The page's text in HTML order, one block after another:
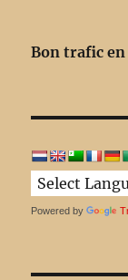
Bon trafic en
Powered by